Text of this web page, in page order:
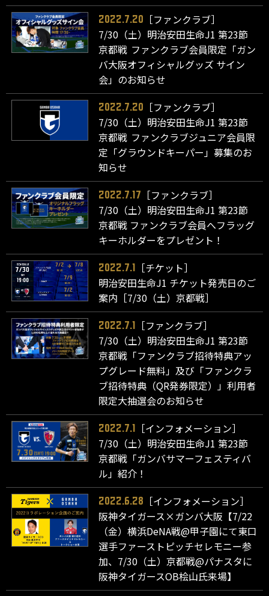
2022.7.20
［ファンクラブ］
7/30（土）明治安田生命J1 第23節
京都戦 ファンクラブ会員限定「ガン
バ大阪オフィシャルグッズ サイン
会」のお知らせ
2022.7.20
［ファンクラブ］
7/30（土）明治安田生命J1 第23節
京都戦 ファンクラブジュニア会員限
定「グラウンドキーパー」募集のお
知らせ
2022.7.17
［ファンクラブ］
7/30（土）明治安田生命J1 第23節
京都戦 ファンクラブ会員へフラッグ
キーホルダーをプレゼント！
2022.7.1
［チケット］
明治安田生命J1 チケット発売日のご
案内［7/30（土）京都戦］
2022.7.1
［ファンクラブ］
7/30（土）明治安田生命J1 第23節
京都戦「ファンクラブ招待特典アッ
プグレード無料」及び「ファンクラ
ブ招待特典（QR発券限定）」利用者
限定大抽選会のお知らせ
2022.7.1
［インフォメーション］
7/30（土）明治安田生命J1 第23節
京都戦「ガンバサマーフェスティバ
ル」紹介！
2022.6.28
［インフォメーション］
阪神タイガース×ガンバ大阪【7/22
（金）横浜DeNA戦@甲子園にて東口
選手ファーストピッチセレモニー参
加、7/30（土）京都戦@パナスタに
阪神タイガースOB桧山氏来場】